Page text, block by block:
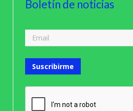
Boletín de noticias
Suscribirme